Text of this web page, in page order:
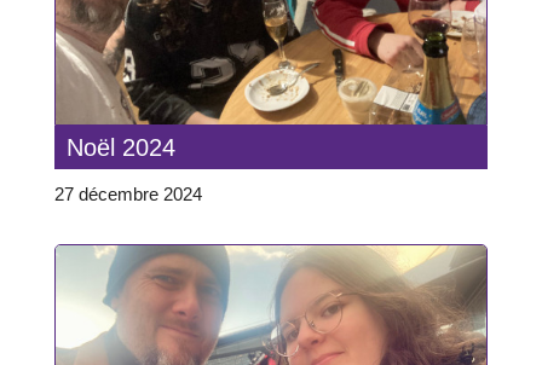
Noël 2024
27 décembre 2024